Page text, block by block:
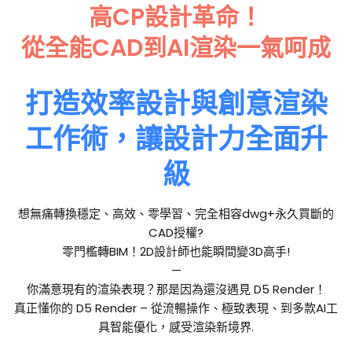
高CP設計革命！
從全能CAD到AI渲染一氣呵成
打造效率設計與創意渲染
工作術，讓設計力全面升
級
想無痛轉換穩定、高效、零學習、完全相容dwg+永久買斷的
CAD授權?
零門檻轉BIM！2D設計師也能瞬間變3D高手!
—
你滿意現有的渲染表現？那是因為還沒遇見 D5 Render！
真正懂你的 D5 Render – 從流暢操作、極致表現、到多款AI工
具智能優化，感受渲染新境界.